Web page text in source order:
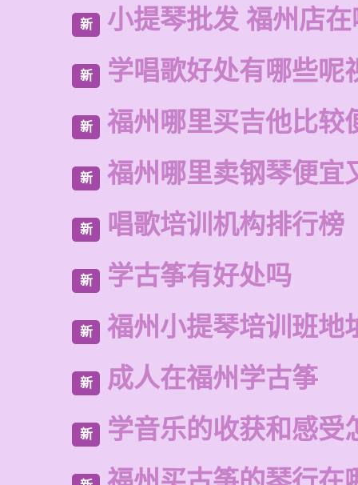
新 小提琴批发 福州店
新 学唱歌好处有哪些呢
新 福州哪里买吉他比较
新 福州哪里卖钢琴便宜
新 唱歌培训机构排行榜
新 学古筝有好处吗
新 福州小提琴培训班地
新 成人在福州学古筝
新 学音乐的收获和感受